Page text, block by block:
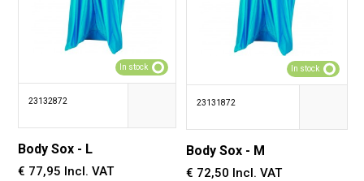
23132872
In stock
Body Sox - L
€ 77,95 Incl. VAT
23131872
In stock
Body Sox - M
€ 72,50 Incl. VAT